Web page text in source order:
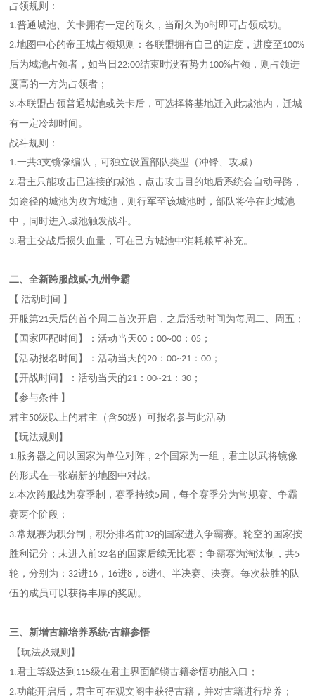
占领规则：
1.普通城池、关卡拥有一定的耐久，当耐久为0时即可占领成功。
2.地图中心的帝王城占领规则：各联盟拥有自己的进度，进度至 100%
后为城池占领者，如当日22:00结束时没有势力 100%占领，则占领进
度高的一方为占领者 ；
3.本联盟占领普通城池或关卡后，可选择将基地迁入此城池内，迁城
有一定冷却时间。
战斗规则：
1.一共3支镜像编队，可独立设置部队类型（冲锋、攻城）
2.君主只能攻击已连接的城池，点击攻击目的地后系统会自动寻路，
如途径的城池为敌方城池，则行军至该城池时，部队将停在此城池
中，同时进入城池触发战斗。
3.君主交战后损失血量，可在己方城池中消耗粮草补充。
二、全新跨服战贰-九州争霸
【 活动时间 】
开服第21天后的首个周二首次开启，之后活动时间为每周二、周五；
【国家匹配时间】
：活动当天00 ：00~00 ：05 ；
【活动报名时间】
：活动当天的20 ：00~21 ：00 ；
【开战时间】
：活动当天的21 ：00~21 ： 30 ；
【参与条件 】
君主50级以上的君主（含50级）可报名参与此活动
【玩法规则】
1.服务器之间以国家为单位对阵，2个国家为一组，君主以武将镜像
的形式在一张崭新的地图中对战。
2.本次跨服战为赛季制，赛季持续5周，每个赛季分为常规赛、争霸
赛两个阶段；
3.常规赛为积分制，积分排名前32的国家进入争霸赛。轮空的国家按
胜利记分；未进入前32名的国家后续无比赛；争霸赛为淘汰制，共5
轮，分别为： 32进16 ， 16进8 ，8进4、半决赛、决赛。每次获胜的队
伍的成员可以获得丰厚的奖励。
三、新增古籍培养系统-古籍参悟
【玩法及规则】
1.君主等级达到 115级在君主界面解锁古籍参悟功能入口；
2.功能开启后，君主可在观文阁中获得古籍，并对古籍进行培养；